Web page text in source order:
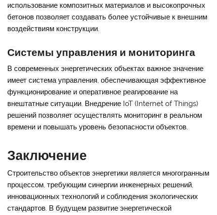
использование композитных материалов и высокопрочных
бетонов позволяет создавать более устойчивые к внешним
воздействиям конструкции.
Системы управления и мониторинга
В современных энергетических объектах важное значение
имеет система управления, обеспечивающая эффективное
функционирование и оперативное реагирование на
внештатные ситуации. Внедрение IoT (Internet of Things)
решений позволяет осуществлять мониторинг в реальном
времени и повышать уровень безопасности объектов.
Заключение
Строительство объектов энергетики является многогранным
процессом, требующим синергии инженерных решений,
инновационных технологий и соблюдения экологических
стандартов. В будущем развитие энергетической